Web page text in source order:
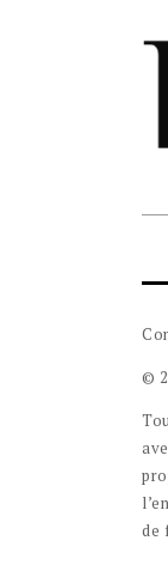
©
de